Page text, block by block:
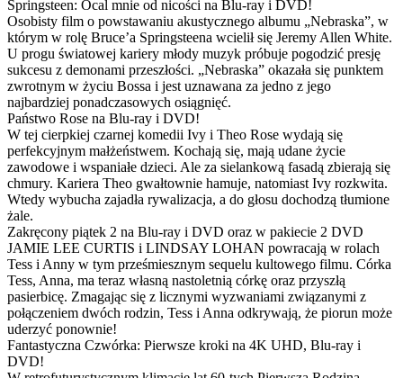
Springsteen: Ocal mnie od nicości na Blu-ray i DVD!
Osobisty film o powstawaniu akustycznego albumu „Nebraska”, w
którym w rolę Bruce’a Springsteena wcielił się Jeremy Allen White.
U progu światowej kariery młody muzyk próbuje pogodzić presję
sukcesu z demonami przeszłości. „Nebraska” okazała się punktem
zwrotnym w życiu Bossa i jest uznawana za jedno z jego
najbardziej ponadczasowych osiągnięć.
Państwo Rose na Blu-ray i DVD!
W tej cierpkiej czarnej komedii Ivy i Theo Rose wydają się
perfekcyjnym małżeństwem. Kochają się, mają udane życie
zawodowe i wspaniałe dzieci. Ale za sielankową fasadą zbierają się
chmury. Kariera Theo gwałtownie hamuje, natomiast Ivy rozkwita.
Wtedy wybucha zajadła rywalizacja, a do głosu dochodzą tłumione
żale.
Zakręcony piątek 2 na Blu-ray i DVD oraz w pakiecie 2 DVD
JAMIE LEE CURTIS i LINDSAY LOHAN powracają w rolach
Tess i Anny w tym prześmiesznym sequelu kultowego filmu. Córka
Tess, Anna, ma teraz własną nastoletnią córkę oraz przyszłą
pasierbicę. Zmagając się z licznymi wyzwaniami związanymi z
połączeniem dwóch rodzin, Tess i Anna odkrywają, że piorun może
uderzyć ponownie!
Fantastyczna Czwórka: Pierwsze kroki na 4K UHD, Blu-ray i
DVD!